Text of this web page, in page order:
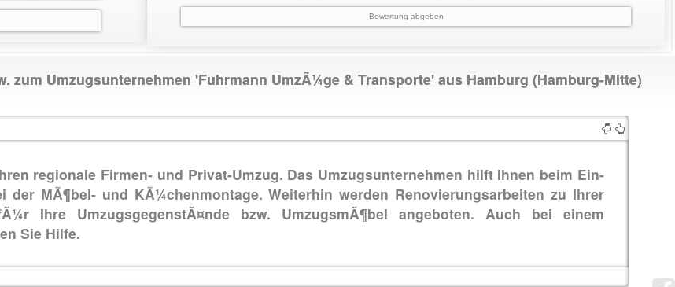
zum Umzugsunternehmen 'Fuhrmann UmzÃ¼ge & Transporte' aus Hamburg (Hamburg-Mitte)
regionale Firmen- und Privat-Umzug. Das Umzugsunternehmen hilft Ihnen beim Ein-
MÃ¶bel- und KÃ¼chenmontage. Weiterhin werden Renovierungsarbeiten zu Ihrer
Ihre UmzugsgegenstÃ¤nde bzw. UmzugsmÃ¶bel angeboten. Auch bei einem
Sie Hilfe.